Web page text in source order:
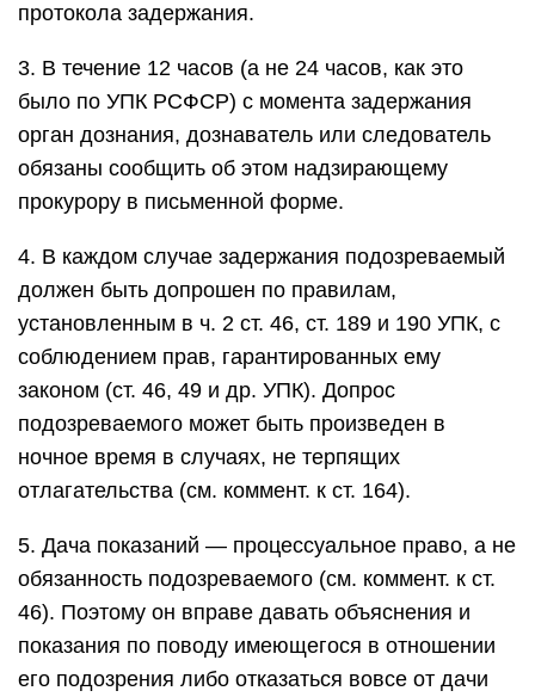
протокола задержания.
3. В течение 12 часов (а не 24 часов, как это
было по УПК РСФСР) с момента задержания
орган дознания, дознаватель или следователь
обязаны сообщить об этом надзирающему
прокурору в письменной форме.
4. В каждом случае задержания подозреваемый
должен быть допрошен по правилам,
установленным в ч. 2 ст. 46, ст. 189 и 190 УПК, с
соблюдением прав, гарантированных ему
законом (ст. 46, 49 и др. УПК). Допрос
подозреваемого может быть произведен в
ночное время в случаях, не терпящих
отлагательства (см. коммент. к ст. 164).
5. Дача показаний — процессуальное право, а не
обязанность подозреваемого (см. коммент. к ст.
46). Поэтому он вправе давать объяснения и
показания по поводу имеющегося в отношении
его подозрения либо отказаться вовсе от дачи